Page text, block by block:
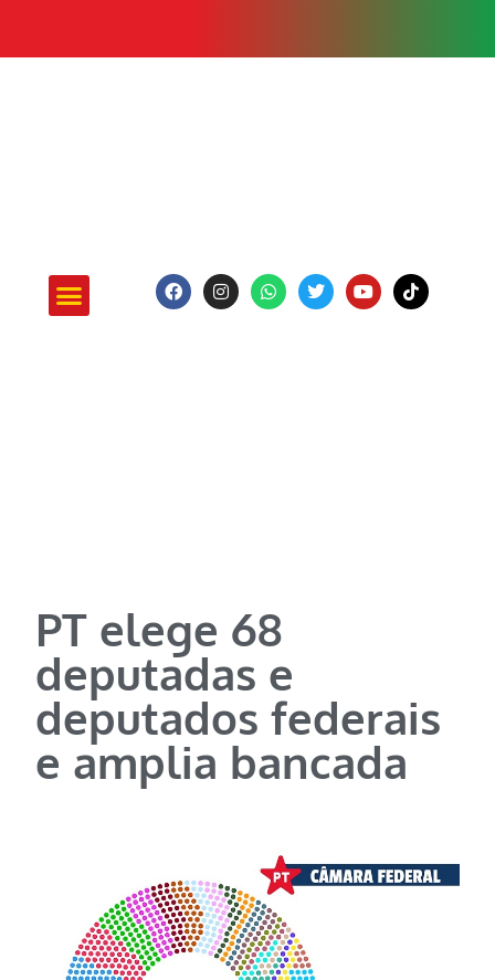
PT elege 68
deputadas e
deputados federais
e amplia bancada